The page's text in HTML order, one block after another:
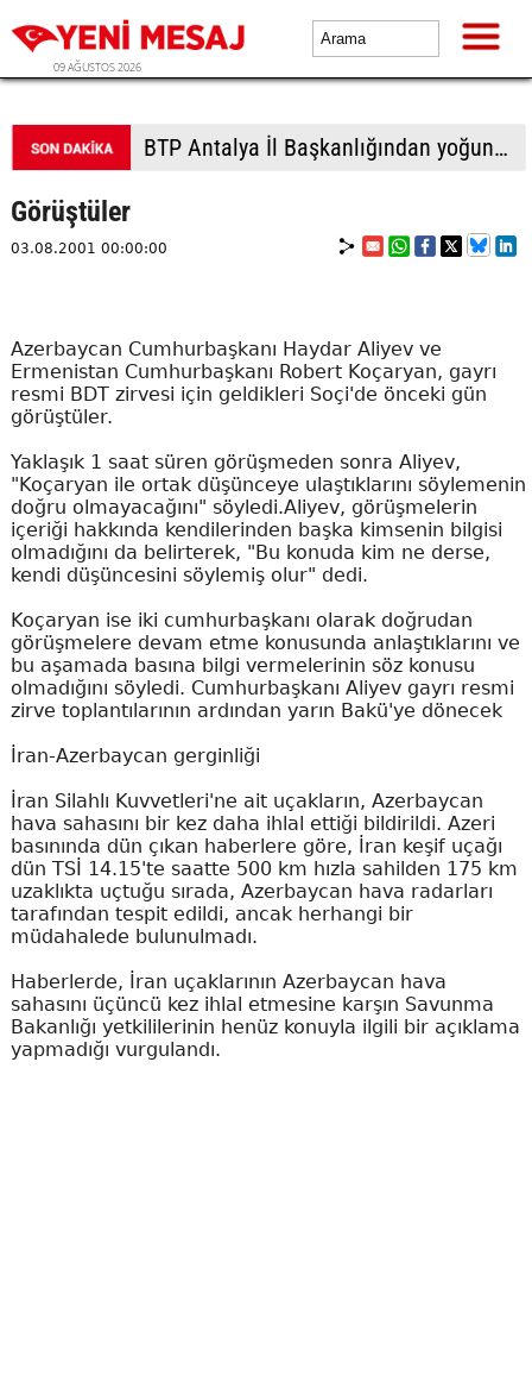
09 AĞUSTOS 2026
BTP Gaziantep teşkilatından taziye ziyareti: Cevizli köyü halkıyla buluşma
Görüştüler
03.08.2001 00:00:00
Azerbaycan Cumhurbaşkanı Haydar Aliyev ve
Ermenistan Cumhurbaşkanı Robert Koçaryan, gayrı
resmi BDT zirvesi için geldikleri Soçi'de önceki gün
görüştüler.
Yaklaşık 1 saat süren görüşmeden sonra Aliyev,
"Koçaryan ile ortak düşünceye ulaştıklarını söylemenin
doğru olmayacağını" söyledi.Aliyev, görüşmelerin
içeriği hakkında kendilerinden başka kimsenin bilgisi
olmadığını da belirterek, "Bu konuda kim ne derse,
kendi düşüncesini söylemiş olur" dedi.
Koçaryan ise iki cumhurbaşkanı olarak doğrudan
görüşmelere devam etme konusunda anlaştıklarını ve
bu aşamada basına bilgi vermelerinin söz konusu
olmadığını söyledi. Cumhurbaşkanı Aliyev gayrı resmi
zirve toplantılarının ardından yarın Bakü'ye dönecek
İran-Azerbaycan gerginliği
İran Silahlı Kuvvetleri'ne ait uçakların, Azerbaycan
hava sahasını bir kez daha ihlal ettiği bildirildi. Azeri
basınında dün çıkan haberlere göre, İran keşif uçağı
dün TSİ 14.15'te saatte 500 km hızla sahilden 175 km
uzaklıkta uçtuğu sırada, Azerbaycan hava radarları
tarafından tespit edildi, ancak herhangi bir
müdahalede bulunulmadı.
Haberlerde, İran uçaklarının Azerbaycan hava
sahasını üçüncü kez ihlal etmesine karşın Savunma
Bakanlığı yetkililerinin henüz konuyla ilgili bir açıklama
yapmadığı vurgulandı.